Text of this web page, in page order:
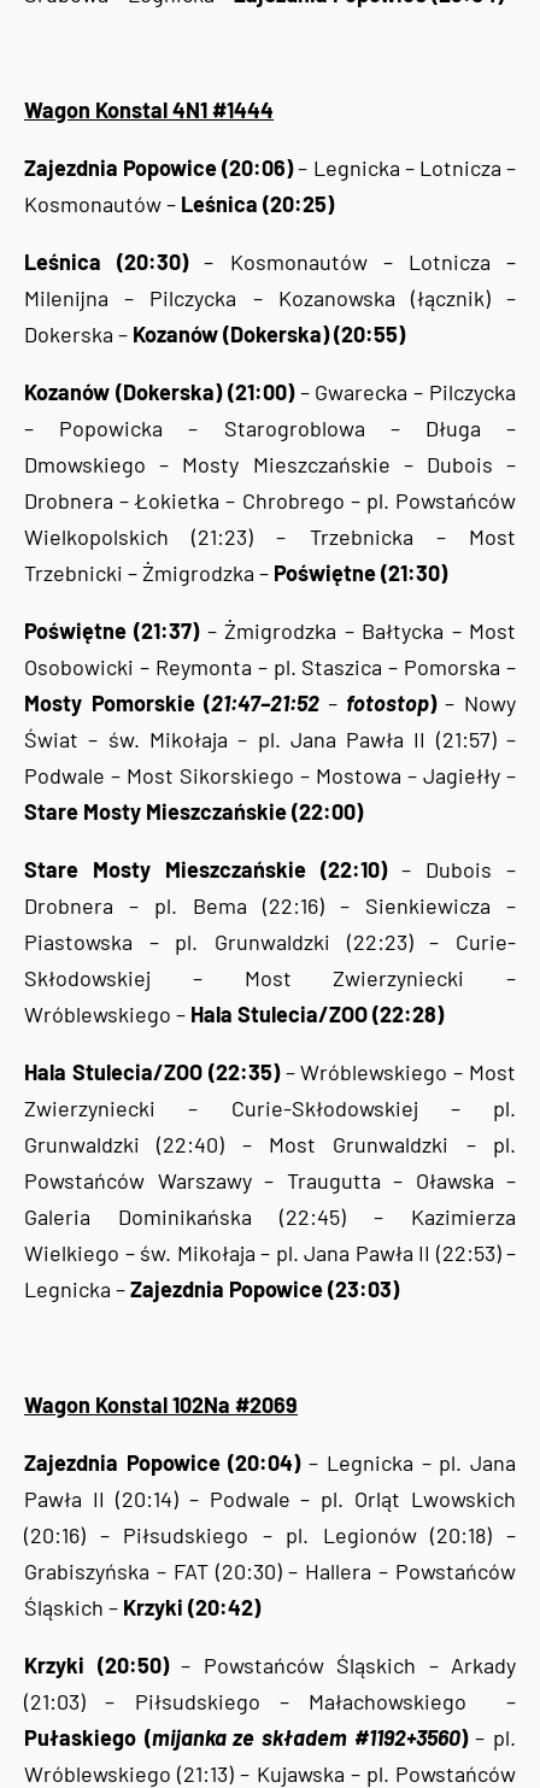
Wagon Konstal 4N1 #1444
Zajezdnia Popowice (20:06)– Legnicka – Lotnicza –
Kosmonautów – Leśnica (20:25)
Leśnica (20:30)– Kosmonautów – Lotnicza –
Milenijna – Pilczycka – Kozanowska (łącznik) –
Dokerska – Kozanów (Dokerska) (20:55)
Kozanów (Dokerska) (21:00)– Gwarecka – Pilczycka
– Popowicka – Starogroblowa – Długa –
Dmowskiego – Mosty Mieszczańskie – Dubois –
Drobnera – Łokietka – Chrobrego – pl. Powstańców
Wielkopolskich (21:23) – Trzebnicka – Most
Trzebnicki – Żmigrodzka – Poświętne (21:30)
Poświętne (21:37) – Żmigrodzka – Bałtycka – Most
Osobowicki – Reymonta – pl. Staszica – Pomorska –
Mosty Pomorskie (21:47–21:52 – fotostop)– Nowy
Świat – św. Mikołaja – pl. Jana Pawła II (21:57) –
Podwale – Most Sikorskiego – Mostowa – Jagiełły –
Stare Mosty Mieszczańskie (22:00)
Stare Mosty Mieszczańskie (22:10) – Dubois –
Drobnera – pl. Bema (22:16) – Sienkiewicza –
Piastowska – pl. Grunwaldzki (22:23) – Curie-
Skłodowskiej – Most Zwierzyniecki –
Wróblewskiego – Hala Stulecia/ZOO (22:28)
Hala Stulecia/ZOO (22:35)– Wróblewskiego – Most
Zwierzyniecki – Curie-Skłodowskiej – pl.
Grunwaldzki (22:40) – Most Grunwaldzki – pl.
Powstańców Warszawy – Traugutta – Oławska –
Galeria Dominikańska (22:45) – Kazimierza
Wielkiego – św. Mikołaja – pl. Jana Pawła II (22:53) –
Legnicka –Zajezdnia Popowice (23:03)
Wagon Konstal 102Na #2069
Zajezdnia Popowice (20:04)– Legnicka – pl. Jana
Pawła II (20:14) – Podwale – pl. Orląt Lwowskich
(20:16) – Piłsudskiego – pl. Legionów (20:18) –
Grabiszyńska – FAT (20:30) – Hallera – Powstańców
Śląskich – Krzyki (20:42)
Krzyki (20:50) – Powstańców Śląskich – Arkady
(21:03) – Piłsudskiego – Małachowskiego –
Pułaskiego (mijanka ze składem #1192+3560)– pl.
Wróblewskiego (21:13) – Kujawska – pl. Powstańców